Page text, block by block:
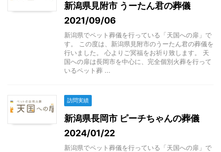
新潟県見附市 うーたん君の葬儀
2021/09/06
新潟県でペット葬儀を行っている「天国への扉」で
す。 この度は、新潟県見附市のうーたん君の葬儀を
行いました。 心よりご冥福をお祈り致します。 天
国への扉は長岡市を中心に、完全個別火葬を行って
いるペット葬 ...
訪問実績
新潟県長岡市 ピーチちゃんの葬儀
2024/01/22
新潟県でペット葬儀を行っている「天国への扉」で